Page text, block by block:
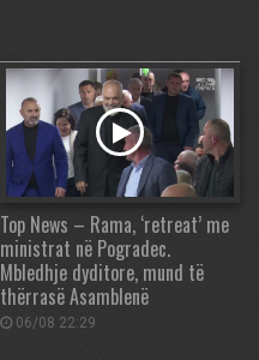
Top News – Rama, ‘retreat’ me
ministrat në Pogradec.
Mbledhje dyditore, mund të
thërrasë Asamblenë
06/08 22:29